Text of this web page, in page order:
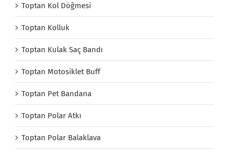
Toptan Kol Döğmesi
Toptan Kolluk
Toptan Kulak Saç Bandı
Toptan Motosiklet Buff
Toptan Pet Bandana
Toptan Polar Atkı
Toptan Polar Balaklava